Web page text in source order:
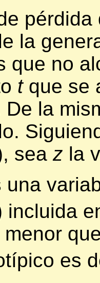
la
que no
t que se
De la
sea z la
incluida
es